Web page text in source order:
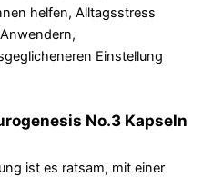
helfen, Alltagsstress
Einstellung
No.3 Kapseln
ist es ratsam, mit einer